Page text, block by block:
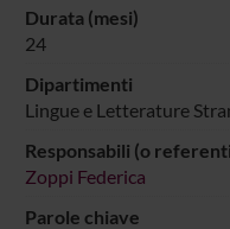
Durata (mesi)
24
Dipartimenti
Lingue e Letterature
Responsabili (o
Zoppi Federica
Parole chiave